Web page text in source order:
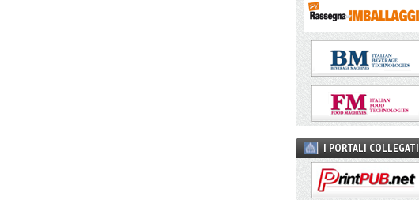
I PORTALI COLLEGATI